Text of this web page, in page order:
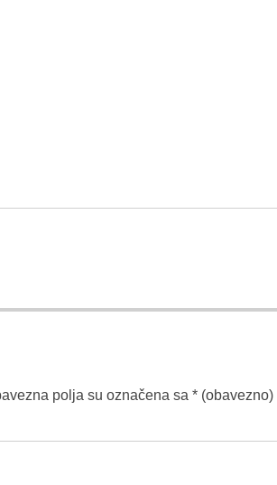
polja su označena sa * (obavezno)